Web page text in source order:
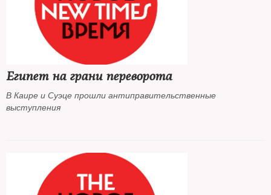
Египет на грани переворота
В Каире и Суэце прошли антиправительственные
выступления